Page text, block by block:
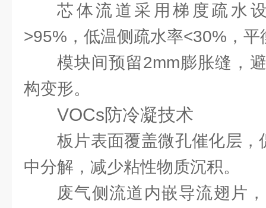
芯体流道采用梯度疏水
>95%，低温侧疏水率<30%，
模块间预留2mm膨胀缝，
构变形。
VOCs防冷凝技术
板片表面覆盖微孔催化层
中分解，减少粘性物质沉积。
废气侧流道内嵌导流翅片